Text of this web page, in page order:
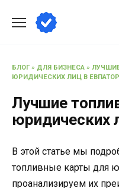
содержанию
БЛОГ» ДЛЯ БИЗНЕСА »
ЮРИДИЧЕСКИХ ЛИЦ В
Лучшие
юридических
В этой статье мы
топливные карты для
проанализируем их